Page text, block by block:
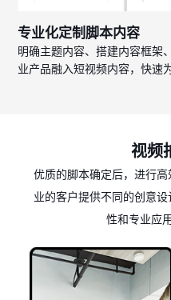
专业化定制脚本内容
明确主题内容、搭建内容框架
业产品融入短视频内容，快速
视频
优质的脚本确定后，进行
业的客户提供不同的创意
性和专业应